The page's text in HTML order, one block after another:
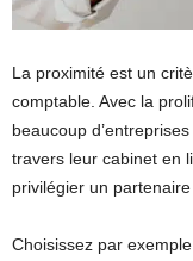
La proximité est un
comptable. Avec la
beaucoup
travers leur cabinet en
privilégier un
Choisissez par